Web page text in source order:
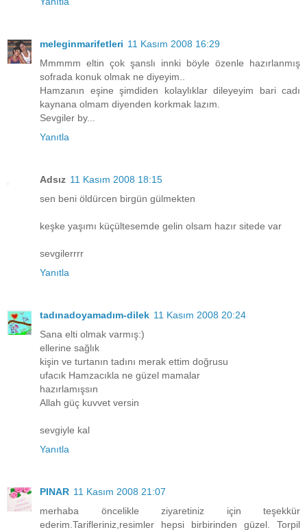
meleginmarifetleri 11 Kasım 2008 16:29
Mmmmm eltin çok şanslı innki böyle özenle hazırlanmış
sofrada konuk olmak ne diyeyim..
Hamzanın eşine şimdiden kolaylıklar dileyeyim bari cadı
kaynana olmam diyenden korkmak lazım.
Sevgiler by...
Yanıtla
Adsız 11 Kasım 2008 18:15
sen beni öldürcen birgün gülmekten
keşke yaşımı küçültesemde gelin olsam hazır sitede var
sevgilerrrr
Yanıtla
tadınadoyamadım-dilek 11 Kasım 2008 20:24
Sana elti olmak varmış:)
ellerine sağlık
kişin ve turtanın tadını merak ettim doğrusu
ufacık Hamzacıkla ne güzel mamalar
hazırlamışsın
Allah güç kuvvet versin
sevgiyle kal
Yanıtla
PINAR 11 Kasım 2008 21:07
merhaba öncelikle ziyaretiniz için teşekkür
ederim.Tarifleriniz,resimler hepsi birbirinden güzel. Torpil